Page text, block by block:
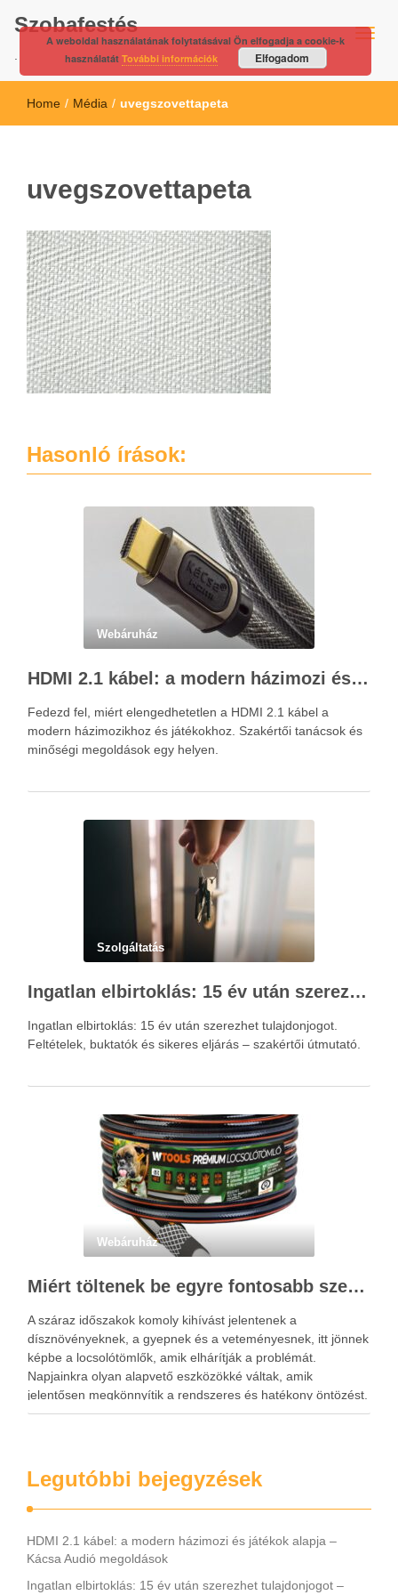
Szobafestés
Home / Média / uvegszovettapeta
uvegszovettapeta
Hasonló írások:
Webáruház
HDMI 2.1 kábel: a modern házimozi és játékok alapja – Kácsa Audió megoldások
Fedezd fel, miért elengedhetetlen a HDMI 2.1 kábel a
modern házimozikhoz és játékokhoz. Szakértői tanácsok és
minőségi megoldások egy helyen.
Szolgáltatás
Ingatlan elbirtoklás: 15 év után szerezhet tulajdonjogot – szakértői útmutató
Ingatlan elbirtoklás: 15 év után szerezhet tulajdonjogot.
Feltételek, buktatók és sikeres eljárás – szakértői útmutató.
Webáruház
Miért töltenek be egyre fontosabb szerepet a locsolótömlők?
A száraz időszakok komoly kihívást jelentenek a
dísznövényeknek, a gyepnek és a veteményesnek, itt jönnek
képbe a locsolótömlők, amik elhárítják a problémát.
Napjainkra olyan alapvető eszközökké váltak, amik
jelentősen megkönnyítik a rendszeres és hatékony öntözést.
A megfelelő vízellátás nemcsak a növények fejlődésére van
Legutóbbi bejegyzések
HDMI 2.1 kábel: a modern házimozi és játékok alapja –
Kácsa Audió megoldások
Ingatlan elbirtoklás: 15 év után szerezhet tulajdonjogot –
A weboldal használatának folytatásával Ön elfogadja a cookie-k
használatát További információk Elfogadom